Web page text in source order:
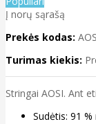
Į norų sąrašą
Prekės kodas:
Turimas kiekis:
Stringai AOSI. Ant
Sudėtis: 91